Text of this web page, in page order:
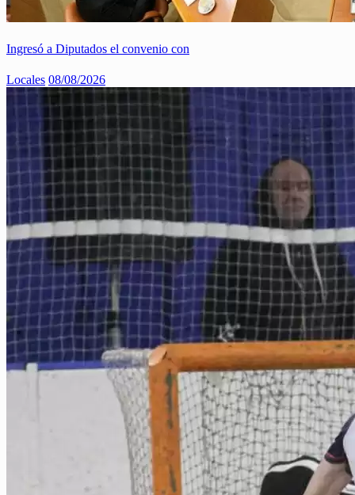
Ingresó a Diputados el convenio con
Locales 08/08/2026